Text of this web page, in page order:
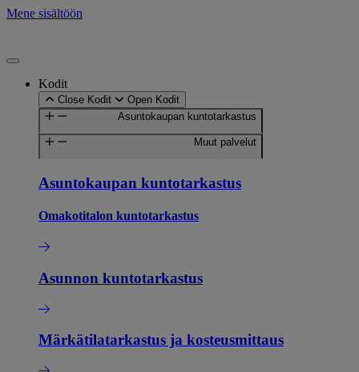
Mene sisältöön
Kodit
Close Kodit
Open Kodit
Asuntokaupan kuntotarkastus
Muut palvelut
Asuntokaupan kuntotarkastus
Omakotitalon kuntotarkastus
Asunnon kuntotarkastus
Märkätilatarkastus ja kosteusmittaus